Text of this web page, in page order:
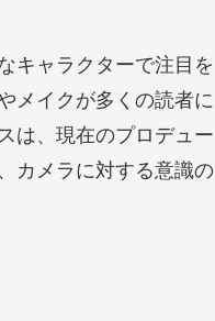
キャラクターで注目を
メイクが多くの読者に
は、現在のプロデュー
カメラに対する意識の